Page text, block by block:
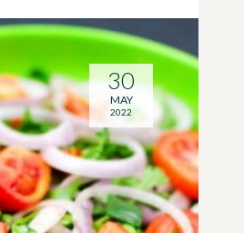
30
MAY
2022